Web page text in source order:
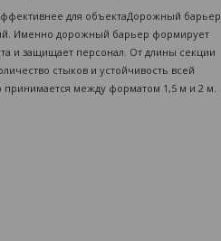
для объектаДорожный барьер
Именно дорожный барьер формирует
и защищает персонал. От длины секции
стыков и устойчивость всей
между форматом 1,5 м и 2 м.